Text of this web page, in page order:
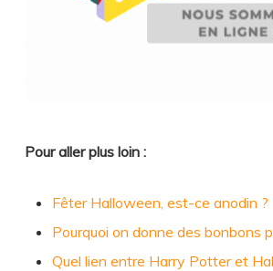
Pour aller plus loin :
Fêter Halloween, est-ce anodin ?
Pourquoi on donne des bonbons
Quel lien entre Harry Potter et